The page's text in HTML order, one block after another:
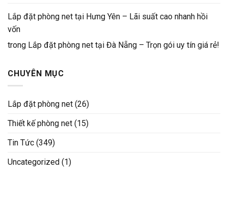
Lắp đặt phòng net tại Hưng Yên – Lãi suất cao nhanh hồi
vốn
trong Lắp đặt phòng net tại Đà Nẵng – Trọn gói uy tín giá rẻ!
CHUYÊN MỤC
Lắp đặt phòng net (26)
Thiết kế phòng net (15)
Tin Tức (349)
Uncategorized (1)